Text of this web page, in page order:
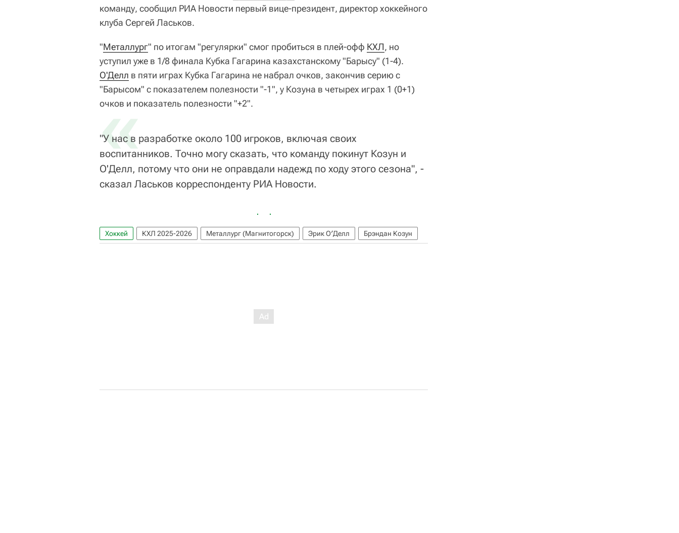
команду, сообщил РИА Новости первый вице-президент, директор хоккейного
клуба Сергей Ласьков.
"Металлург" по итогам "регулярки" смог пробиться в плей-офф КХЛ, но
уступил уже в 1/8 финала Кубка Гагарина казахстанскому "Барысу" (1-4).
О'Делл в пяти играх Кубка Гагарина не набрал очков, закончив серию с
"Барысом" с показателем полезности "-1", у Козуна в четырех играх 1 (0+1)
очков и показатель полезности "+2".
«
"У нас в разработке около 100 игроков, включая своих
воспитанников. Точно могу сказать, что команду покинут Козун и
О'Делл, потому что они не оправдали надежд по ходу этого сезона", -
сказал Ласьков корреспонденту РИА Новости.
Хоккей КХЛ 2025-2026 Металлург (Магнитогорск) Эрик О′Делл Брэндан Козун